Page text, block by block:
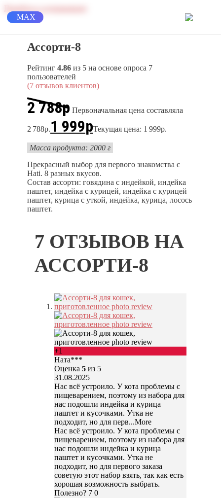
MAX
Ассорти-8
Рейтинг 4.86 из 5 на основе опроса 7
пользователей
(7 отзывов клиентов)
2 788р Первоначальная цена составляла
2 788р.1 999рТекущая цена: 1 999р.
Масса продукта: 2000 г
Прекрасный выбор для первого знакомства с
Hati. 8 разных вкусов.
Состав ассорти: говядина с индейкой, индейка
паштет, индейка с курицей, индейка с курицей
паштет, курица с уткой, индейка, курица, лосось
паштет.
7 ОТЗЫВОВ НА
АССОРТИ-8
+1
Ната***
Оценка 5 из 5
31.08.2025
Нас всё устроило. У кота проблемы с
пищеварением, поэтому из набора для
нас подошли индейка и курица
паштет и кусочками. Утка не
подходит, но для перв...More
Нас всё устроило. У кота проблемы с
пищеварением, поэтому из набора для
нас подошли индейка и курица
паштет и кусочками. Утка не
подходит, но для первого заказа
советую этот набор взять, так как есть
хорошая возможность выбрать.
Полезно? 7 0